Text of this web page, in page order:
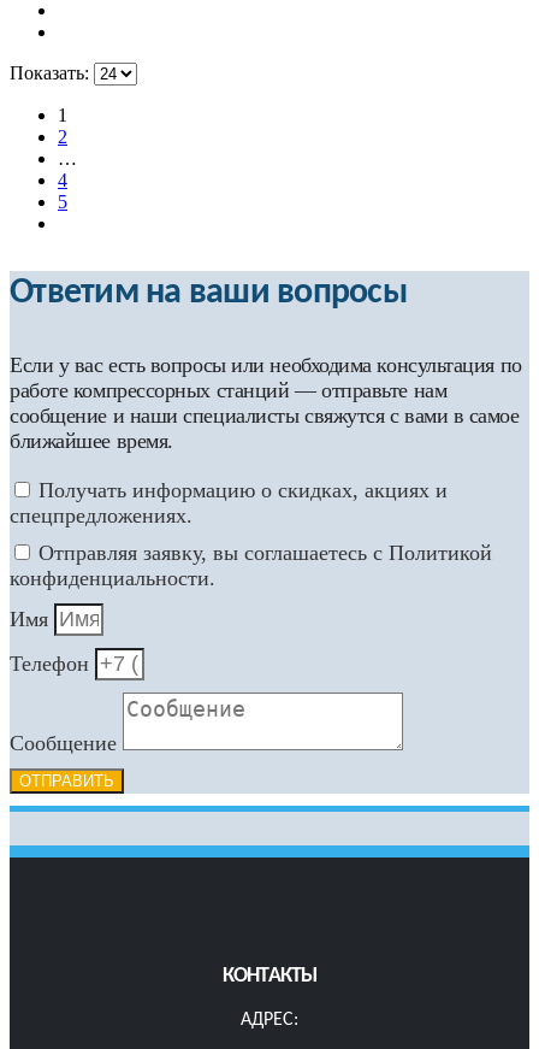
Показать:
1
2
…
4
5
Ответим на ваши вопросы
Если у вас есть вопросы или необходима консультация по
работе компрессорных станций — отправьте нам
сообщение и наши специалисты свяжутся с вами в самое
ближайшее время.
Получать информацию о скидках, акциях и
спецпредложениях.
Отправляя заявку, вы соглашаетесь с Политикой
конфиденциальности.
Имя
Телефон
Сообщение
ОТПРАВИТЬ
КОНТАКТЫ
АДРЕС: